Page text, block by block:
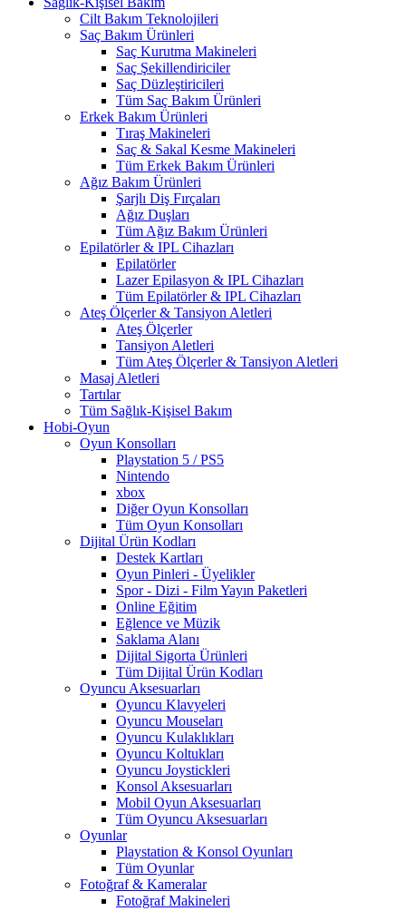
Cilt Bakım Teknolojileri
Saç Bakım Ürünleri
Saç Kurutma Makineleri
Saç Şekillendiriciler
Saç Düzleştiricileri
Tüm Saç Bakım Ürünleri
Erkek Bakım Ürünleri
Tıraş Makineleri
Saç & Sakal Kesme Makineleri
Tüm Erkek Bakım Ürünleri
Ağız Bakım Ürünleri
Şarjlı Diş Fırçaları
Ağız Duşları
Tüm Ağız Bakım Ürünleri
Epilatörler & IPL Cihazları
Epilatörler
Lazer Epilasyon & IPL Cihazları
Tüm Epilatörler & IPL Cihazları
Ateş Ölçerler & Tansiyon Aletleri
Ateş Ölçerler
Tansiyon Aletleri
Tüm Ateş Ölçerler & Tansiyon Aletleri
Masaj Aletleri
Tartılar
Tüm Sağlık-Kişisel Bakım
Hobi-Oyun
Oyun Konsolları
Playstation 5 / PS5
Nintendo
xbox
Diğer Oyun Konsolları
Tüm Oyun Konsolları
Dijital Ürün Kodları
Destek Kartları
Oyun Pinleri - Üyelikler
Spor - Dizi - Film Yayın Paketleri
Online Eğitim
Eğlence ve Müzik
Saklama Alanı
Dijital Sigorta Ürünleri
Tüm Dijital Ürün Kodları
Oyuncu Aksesuarları
Oyuncu Klavyeleri
Oyuncu Mouseları
Oyuncu Kulaklıkları
Oyuncu Koltukları
Oyuncu Joystickleri
Konsol Aksesuarları
Mobil Oyun Aksesuarları
Tüm Oyuncu Aksesuarları
Oyunlar
Playstation & Konsol Oyunları
Tüm Oyunlar
Fotoğraf & Kameralar
Fotoğraf Makineleri